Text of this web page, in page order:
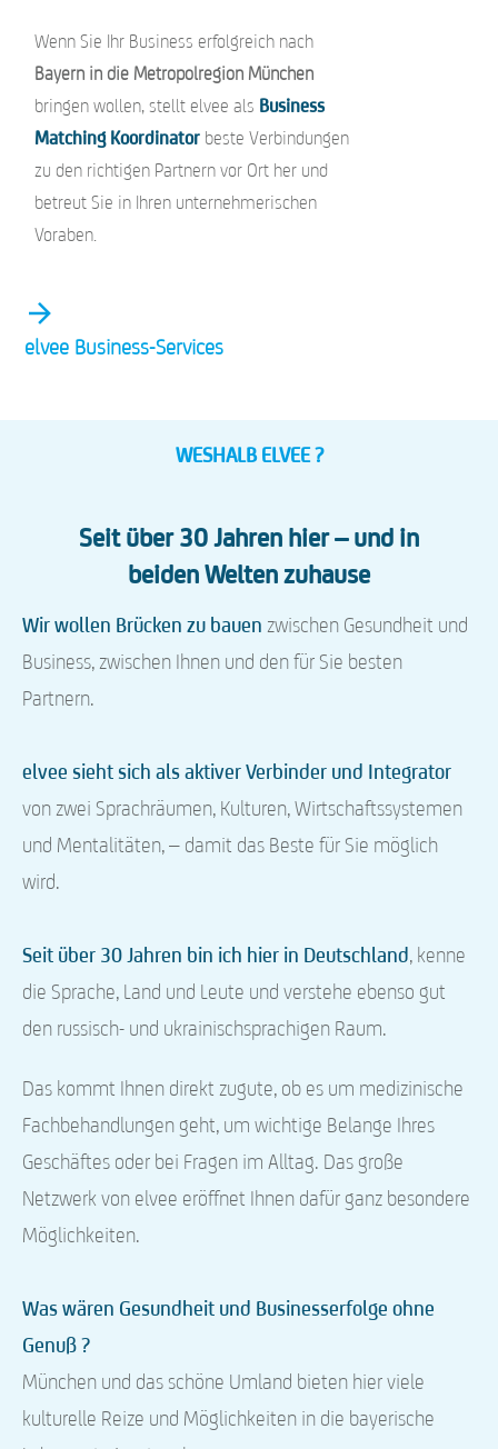
Wenn Sie Ihr Business erfolgreich nach
Bayern in die Metropolregion München
bringen wollen, stellt elvee als Business
Matching Koordinator beste Verbindungen
zu den richtigen Partnern vor Ort her und
betreut Sie in Ihren unternehmerischen
Voraben.
elvee Business-Services
WESHALB ELVEE ?
Seit über 30 Jahren hier – und in
beiden Welten zuhause
Wir wollen Brücken zu bauen zwischen Gesundheit und
Business, zwischen Ihnen und den für Sie besten
Partnern.
elvee sieht sich als aktiver Verbinder und Integrator
von zwei Sprachräumen, Kulturen, Wirtschaftssystemen
und Mentalitäten, – damit das Beste für Sie möglich
wird.
Seit über 30 Jahren bin ich hier in Deutschland, kenne
die Sprache, Land und Leute und verstehe ebenso gut
den russisch- und ukrainischsprachigen Raum.
Das kommt Ihnen direkt zugute, ob es um medizinische
Fachbehandlungen geht, um wichtige Belange Ihres
Geschäftes oder bei Fragen im Alltag. Das große
Netzwerk von elvee eröffnet Ihnen dafür ganz besondere
Möglichkeiten.
Was wären Gesundheit und Businesserfolge ohne
Genuß ?
München und das schöne Umland bieten hier viele
kulturelle Reize und Möglichkeiten in die bayerische